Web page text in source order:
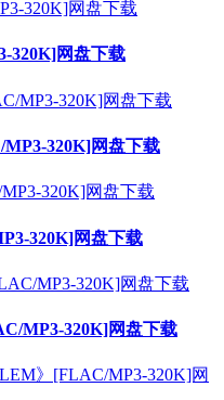
320K]网盘下载
320K]网盘下载
320K]网盘下载
MP3-320K]网盘下载